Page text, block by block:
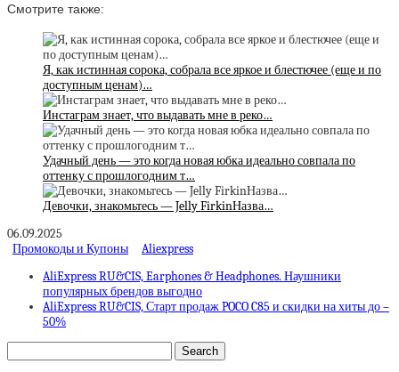
Смотрите также:
Я, как истинная сорока, собрала все яркое и блестючее (еще и по
доступным ценам)…
Инстаграм знает, что выдавать мне в реко…
Удачный день — это когда новая юбка идеально совпала по
оттенку с прошлогодним т…
Девочки, знакомьтесь — Jelly FirkinНазва…
06.09.2025
Промокоды и Купоны
Aliexpress
AliExpress RU&CIS, Earphones & Headphones. Наушники
популярных брендов выгодно
AliExpress RU&CIS, Старт продаж POCO C85 и скидки на хиты до –
50%